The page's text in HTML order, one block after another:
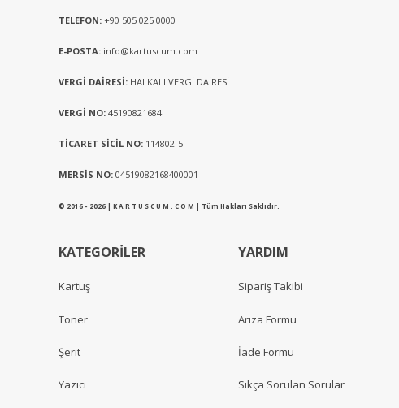
TELEFON: +90 505 025 0000
E-POSTA: info@kartuscum.com
VERGİ DAİRESİ: HALKALI VERGİ DAİRESİ
VERGİ NO: 45190821684
TİCARET SİCİL NO: 114802-5
MERSİS NO: 04519082168400001
© 2016 - 2026 | K A R T U S C U M . C O M | Tüm Hakları Saklıdır.
KATEGORİLER
Kartuş
Toner
Şerit
Yazıcı
YARDIM
Sipariş Takibi
Arıza Formu
İade Formu
Sıkça Sorulan Sorular